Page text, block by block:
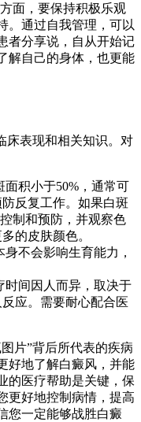
面，要保持积极乐观
。通过自我管理，可以
者分享说，自从开始记
解自己的身体，也更能
床表现和相关知识。对
积小于50%，通常可
反复工作。如果白斑
制和预防，并观察色
的皮肤颜色。
不会影响生育能力，
时间因人而异，取决于
应。需要耐心配合医
片”背后所代表的疾病
地了解白癜风，并能
的医疗帮助是关键，保
更好地控制病情，提高
您一定能够战胜白癜